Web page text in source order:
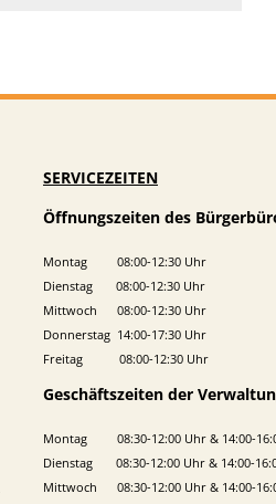
SERVICEZEITEN
Öffnungszeiten des
Montag 08:00-12:30 Uhr
Dienstag 08:00-12:30 Uhr
Mittwoch 08:00-12:30 Uhr
Donnerstag 14:00-17:30 Uhr
Freitag 08:00-12:30 Uhr
Geschäftszeiten der
Montag 08:30-12:00 Uhr & 14:00-
Dienstag 08:30-12:00 Uhr & 14:00-
Mittwoch 08:30-12:00 Uhr & 14:00-